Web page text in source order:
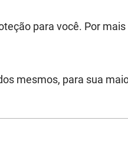
para você. Por
mesmos, para sua